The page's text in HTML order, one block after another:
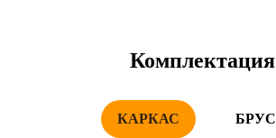
Комплектация
КАРКАС БРУС